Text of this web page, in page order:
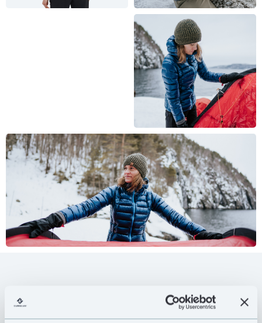
Incredilite łączy w sobie nowoczesne materiały ze
wszystkimi cechami klasycznej outdoorowej kurtki